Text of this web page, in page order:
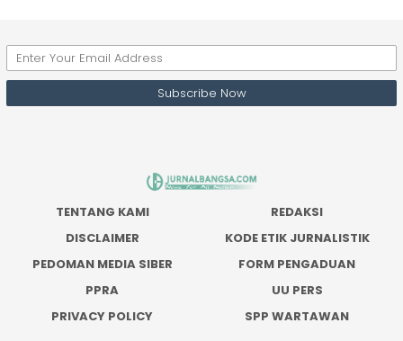
TENTANG KAMI
REDAKSI
DISCLAIMER
KODE ETIK JURNALISTIK
PEDOMAN MEDIA SIBER
FORM PENGADUAN
PPRA
UU PERS
PRIVACY POLICY
SPP WARTAWAN